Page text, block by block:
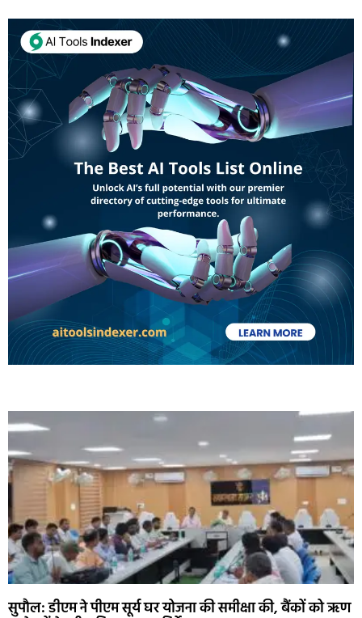
सुपौल: डीएम ने पीएम सूर्य घर योजना की समीक्षा की, बैंकों को ऋण